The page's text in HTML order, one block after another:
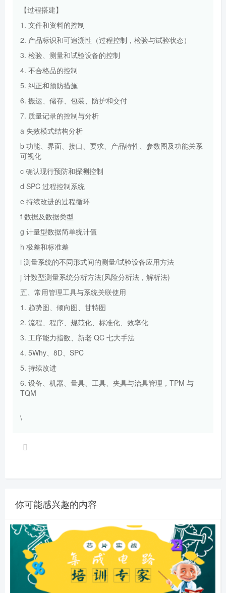
【过程搭建】
1. 文件和资料的控制
2. 产品标识和可追溯性（过程控制，检验与试验状态）
3. 检验、测量和试验设备的控制
4. 不合格品的控制
5. 纠正和预防措施
6. 搬运、储存、包装、防护和交付
7. 质量记录的控制与分析
a 失效模式结构分析
b 功能、界面、接口、要求、产品特性、参数图及功能关系
可视化
c 确认现行预防和探测控制
d SPC 过程控制系统
e 持续改进的过程循环
f 数据及数据类型
g 计量型数据简单统计值
h 极差和标准差
i 测量系统的不同形式间的测量/试验设备应用方法
j 计数型测量系统分析方法(风险分析法，解析法)
五、常用管理工具与系统关联使用
1. 趋势图、倾向图、甘特图
2. 流程、程序、规范化、标准化、效率化
3. 工序能力指数、新老 QC 七大手法
4. 5Why、8D、SPC
5. 持续改进
6. 设备、机器、量具、工具、夹具与治具管理，TPM 与
TQM
\
你可能感兴趣的内容